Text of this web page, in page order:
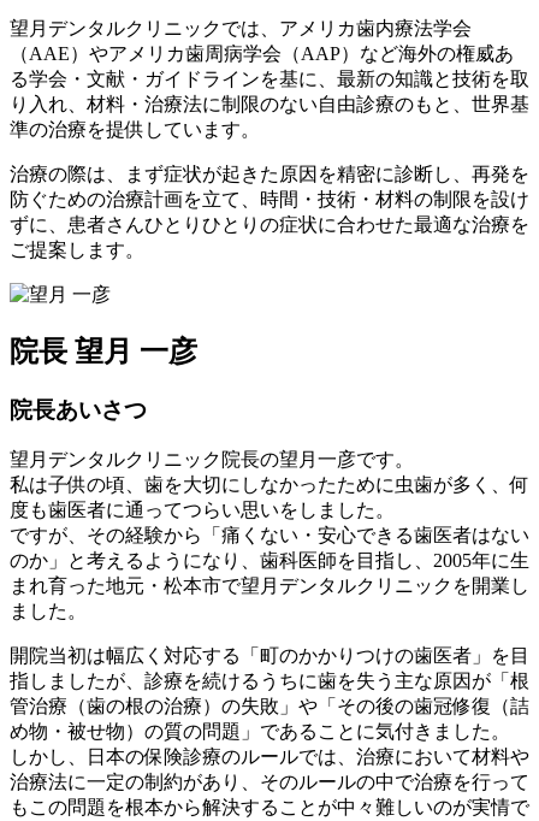
望月デンタルクリニックでは、アメリカ歯内療法学会
（AAE）やアメリカ歯周病学会（AAP）など海外の権威あ
る学会・文献・ガイドラインを基に、最新の知識と技術を取
り入れ、材料・治療法に制限のない自由診療のもと、世界基
準の治療を提供しています。
治療の際は、まず症状が起きた原因を精密に診断し、再発を
防ぐための治療計画を立て、時間・技術・材料の制限を設け
ずに、患者さんひとりひとりの症状に合わせた最適な治療を
ご提案します。
院長 望月 一彦
院長あいさつ
望月デンタルクリニック院長の望月一彦です。
私は子供の頃、歯を大切にしなかったために虫歯が多く、何
度も歯医者に通ってつらい思いをしました。
ですが、その経験から「痛くない・安心できる歯医者はない
のか」と考えるようになり、歯科医師を目指し、2005年に生
まれ育った地元・松本市で望月デンタルクリニックを開業し
ました。
開院当初は幅広く対応する「町のかかりつけの歯医者」を目
指しましたが、診療を続けるうちに歯を失う主な原因が「根
管治療（歯の根の治療）の失敗」や「その後の歯冠修復（詰
め物・被せ物）の質の問題」であることに気付きました。
しかし、日本の保険診療のルールでは、治療において材料や
治療法に一定の制約があり、そのルールの中で治療を行って
もこの問題を根本から解決することが中々難しいのが実情で